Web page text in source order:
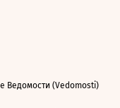
Ведомости (Vedomosti)